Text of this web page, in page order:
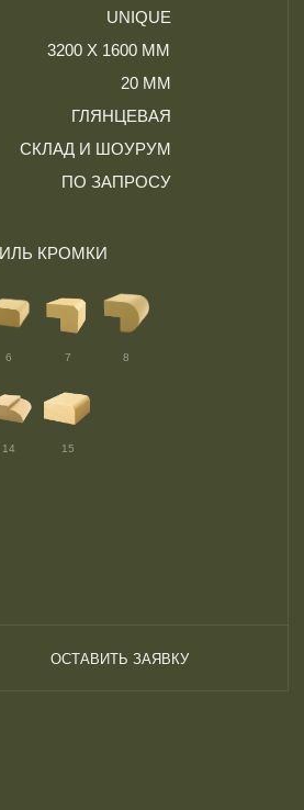
UNIQUE
3200 Х 1600 ММ
20 ММ
ГЛЯНЦЕВАЯ
СКЛАД И ШОУРУМ
ПО ЗАПРОСУ
8
7
6
14 15
КРОМКИ
ОСТАВИТЬ ЗАЯВКУ